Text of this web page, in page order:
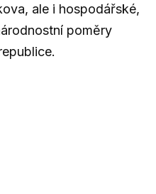
ale i hospodářské,
poměry